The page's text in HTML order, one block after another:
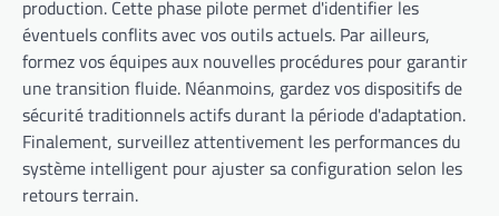
production. Cette phase pilote permet d'identifier les
éventuels conflits avec vos outils actuels. Par ailleurs,
formez vos équipes aux nouvelles procédures pour garantir
une transition fluide. Néanmoins, gardez vos dispositifs de
sécurité traditionnels actifs durant la période d'adaptation.
Finalement, surveillez attentivement les performances du
système intelligent pour ajuster sa configuration selon les
retours terrain.